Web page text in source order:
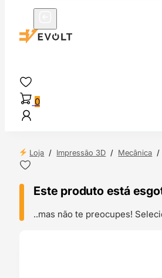
0
Loja / Impressão 3D / Mecânica /
Este produto está
..mas não te preocupes!